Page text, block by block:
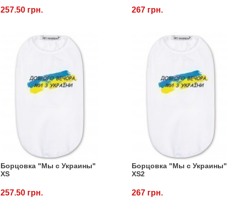
257.50 грн. 267 грн.
Борцовка "Мы с Украины"
ХS
257.50 грн.
Борцовка "Мы с Украины"
ХS2
267 грн.